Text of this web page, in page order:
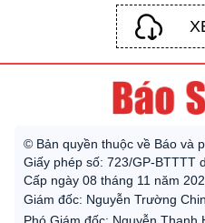
© Bản quyền thuộc về Báo và
Giấy phép số: 723/GP-BTTTT
Cấp ngày 08 tháng 11 năm
Giám đốc: Nguyễn Trường